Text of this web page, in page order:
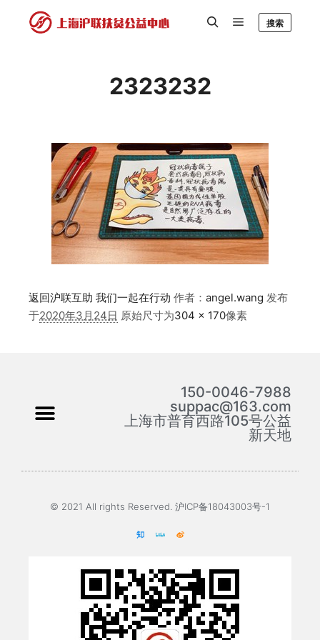
搜索
2323232
返回沪联互助 我们一起在行动 作者： angel.wang 发布
于2020年3月24日 原始尺寸为304 × 170像素
150-0046-7988
suppac@163.com
上海市普育西路105号公益
新天地
© 2021 All rights Reserved. 沪ICP备18043003号-1